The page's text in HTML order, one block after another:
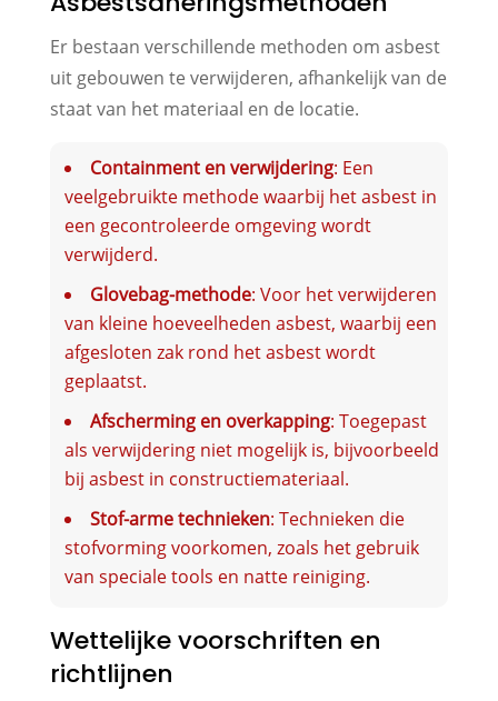
Er bestaan verschillende methoden om asbest
uit gebouwen te verwijderen, afhankelijk van de
staat van het materiaal en de locatie.
Containment en verwijdering: Een
veelgebruikte methode waarbij het asbest in
een gecontroleerde omgeving wordt
verwijderd.
Glovebag-methode: Voor het verwijderen
van kleine hoeveelheden asbest, waarbij een
afgesloten zak rond het asbest wordt
geplaatst.
Afscherming en overkapping: Toegepast
als verwijdering niet mogelijk is, bijvoorbeeld
bij asbest in constructiemateriaal.
Stof-arme technieken: Technieken die
stofvorming voorkomen, zoals het gebruik
van speciale tools en natte reiniging.
Wettelijke voorschriften en
richtlijnen